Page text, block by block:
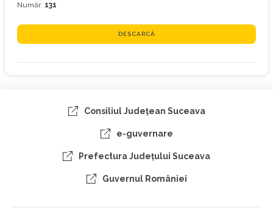
Număr: 131
DESCARCĂ
Consiliul Judeţean Suceava
e-guvernare
Prefectura Judeţului Suceava
Guvernul României